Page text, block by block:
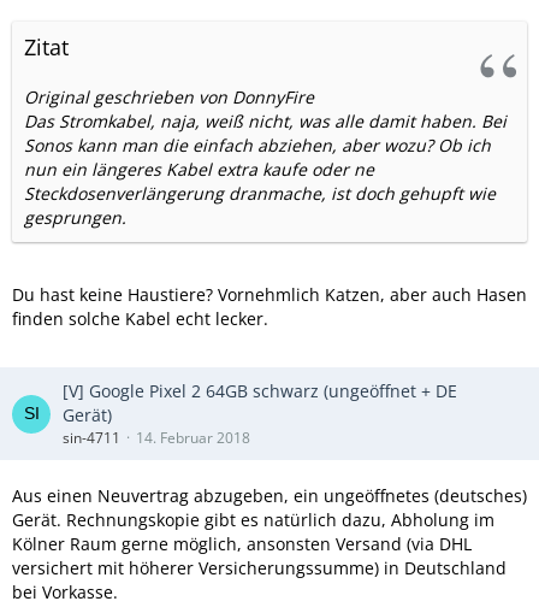
Zitat
Original geschrieben von DonnyFire
Das Stromkabel, naja, weiß nicht, was alle damit haben. Bei
Sonos kann man die einfach abziehen, aber wozu? Ob ich
nun ein längeres Kabel extra kaufe oder ne
Steckdosenverlängerung dranmache, ist doch gehupft wie
gesprungen.
Du hast keine Haustiere? Vornehmlich Katzen, aber auch Hasen
finden solche Kabel echt lecker.
[V] Google Pixel 2 64GB schwarz (ungeöffnet + DE
Gerät)
sin-4711 14. Februar 2018
Aus einen Neuvertrag abzugeben, ein ungeöffnetes (deutsches)
Gerät. Rechnungskopie gibt es natürlich dazu, Abholung im
Kölner Raum gerne möglich, ansonsten Versand (via DHL
versichert mit höherer Versicherungssumme) in Deutschland
bei Vorkasse.